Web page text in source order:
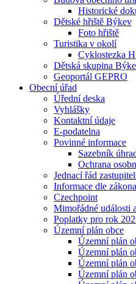
Historické
Dětské hřiště Býkev
Foto hřiště
Turistika v okolí
Cyklostezka
Dětská skupina
Geoportál GEPRO
Obecní úřad
Úřední deska
Vyhlášky
Kontaktní údaje
E-podatelna
Povinné informace
Sazebník
Ochrana
Jednací řád
Informace dle
Czechpoint
Mimořádné události
Poplatky pro rok
Územní plán obce
Územní plán
Územní plán
Územní plán
Územní plán